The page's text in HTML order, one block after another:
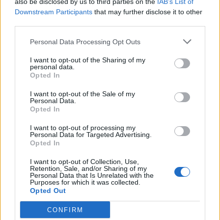
Downstream Participants that may further disclose it to other
Personal Data Processing Opt Outs
I want to opt-out of the Sharing of my
personal data.
Opted In
I want to opt-out of the Sale of my
Personal Data.
Opted In
I want to opt-out of processing my
Personal Data for Targeted Advertising.
Opted In
I want to opt-out of Collection, Use,
Retention, Sale, and/or Sharing of my
Personal Data that Is Unrelated with the
Purposes for which it was collected.
Opted Out
CONFIRM